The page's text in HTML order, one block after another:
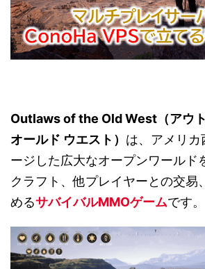
Outlaws of the Old West（アウ
オールド ウエスト） は、アメリカ
ージした広大なオープンワールド
クラフト、他プレイヤーとの交易
めるサバイバルMMOゲームです。